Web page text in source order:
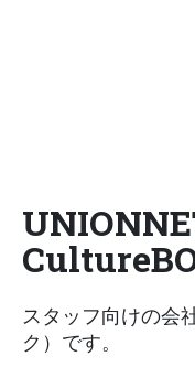
スタッフ向けの会
ク）です。